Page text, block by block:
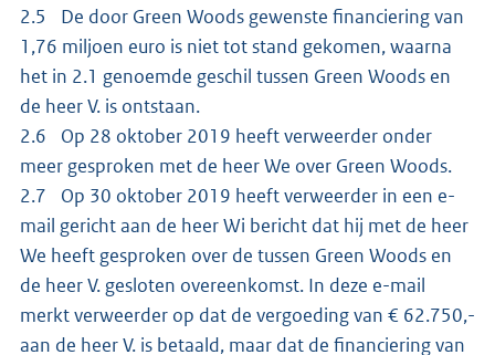
2.5 De door Green Woods gewenste financiering van
1,76 miljoen euro is niet tot stand gekomen, waarna
het in 2.1 genoemde geschil tussen Green Woods en
de heer V. is ontstaan.
2.6 Op 28 oktober 2019 heeft verweerder onder
meer gesproken met de heer We over Green Woods.
2.7 Op 30 oktober 2019 heeft verweerder in een e-
mail gericht aan de heer Wi bericht dat hij met de heer
We heeft gesproken over de tussen Green Woods en
de heer V. gesloten overeenkomst. In deze e-mail
merkt verweerder op dat de vergoeding van € 62.750,-
aan de heer V. is betaald, maar dat de financiering van